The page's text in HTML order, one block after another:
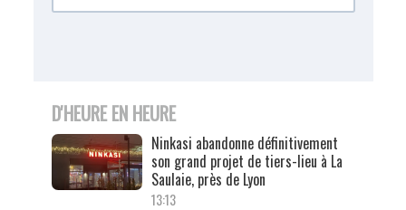
D'HEURE EN HEURE
Ninkasi abandonne définitivement
son grand projet de tiers-lieu à La
Saulaie, près de Lyon
13:13